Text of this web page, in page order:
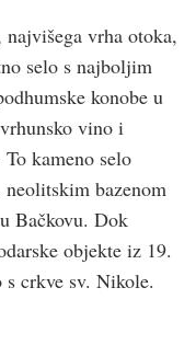
vrha otoka,
selo s najboljim
konobe u
vino i
kameno selo
bazenom
Bačkovu. Dok
objekte iz 19.
s crkve sv. Nikole.